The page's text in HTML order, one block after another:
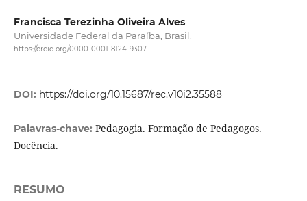
Francisca Terezinha Oliveira Alves
Universidade Federal da Paraíba, Brasil.
https://orcid.org/0000-0001-8124-9307
DOI: https://doi.org/10.15687/rec.v10i2.35588
Palavras-chave: Pedagogia. Formação de Pedagogos.
Docência.
RESUMO